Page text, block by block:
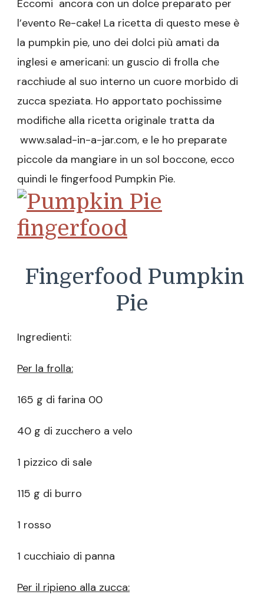
Eccomi ancora con un dolce preparato per
l’evento Re-cake! La ricetta di questo mese è
la pumpkin pie, uno dei dolci più amati da
inglesi e americani: un guscio di frolla che
racchiude al suo interno un cuore morbido di
zucca speziata. Ho apportato pochissime
modifiche alla ricetta originale tratta da
www.salad-in-a-jar.com, e le ho preparate
piccole da mangiare in un sol boccone, ecco
quindi le fingerfood Pumpkin Pie.
Fingerfood Pumpkin
Pie
Ingredienti:
Per la frolla:
165 g di farina 00
40 g di zucchero a velo
1 pizzico di sale
115 g di burro
1 rosso
1 cucchiaio di panna
Per il ripieno alla zucca: